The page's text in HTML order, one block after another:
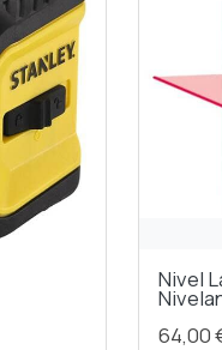
Nivel
64,00